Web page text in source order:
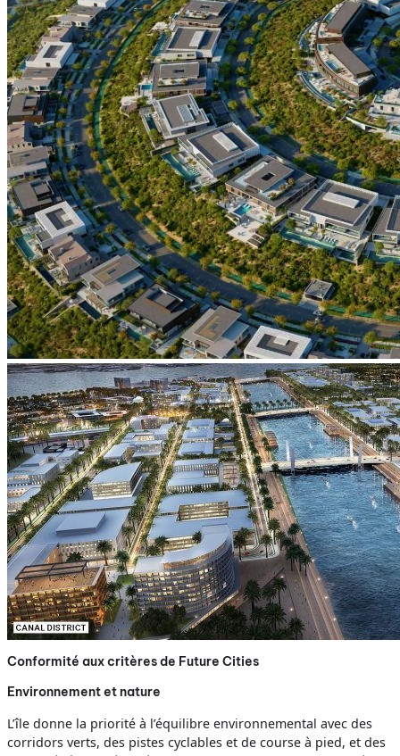
Conformité aux critères de Future Cities
Environnement et nature
L’île donne la priorité à l’équilibre environnemental avec des
corridors verts, des pistes cyclables et de course à pied, et des